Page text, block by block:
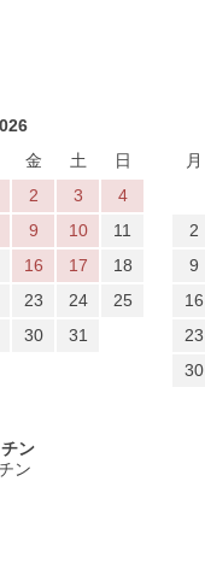
金 土
日
2 3
4
9 10
11
16 17
18
23 24
25
30 31
月
2
9
16
23
30
ン
ン